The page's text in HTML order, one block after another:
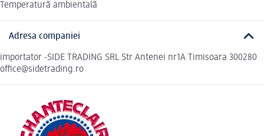
Temperatură ambientală
Adresa companiei
importator -SIDE TRADING SRL Str Antenei nr1A Timisoara 300280
office@sidetrading.ro